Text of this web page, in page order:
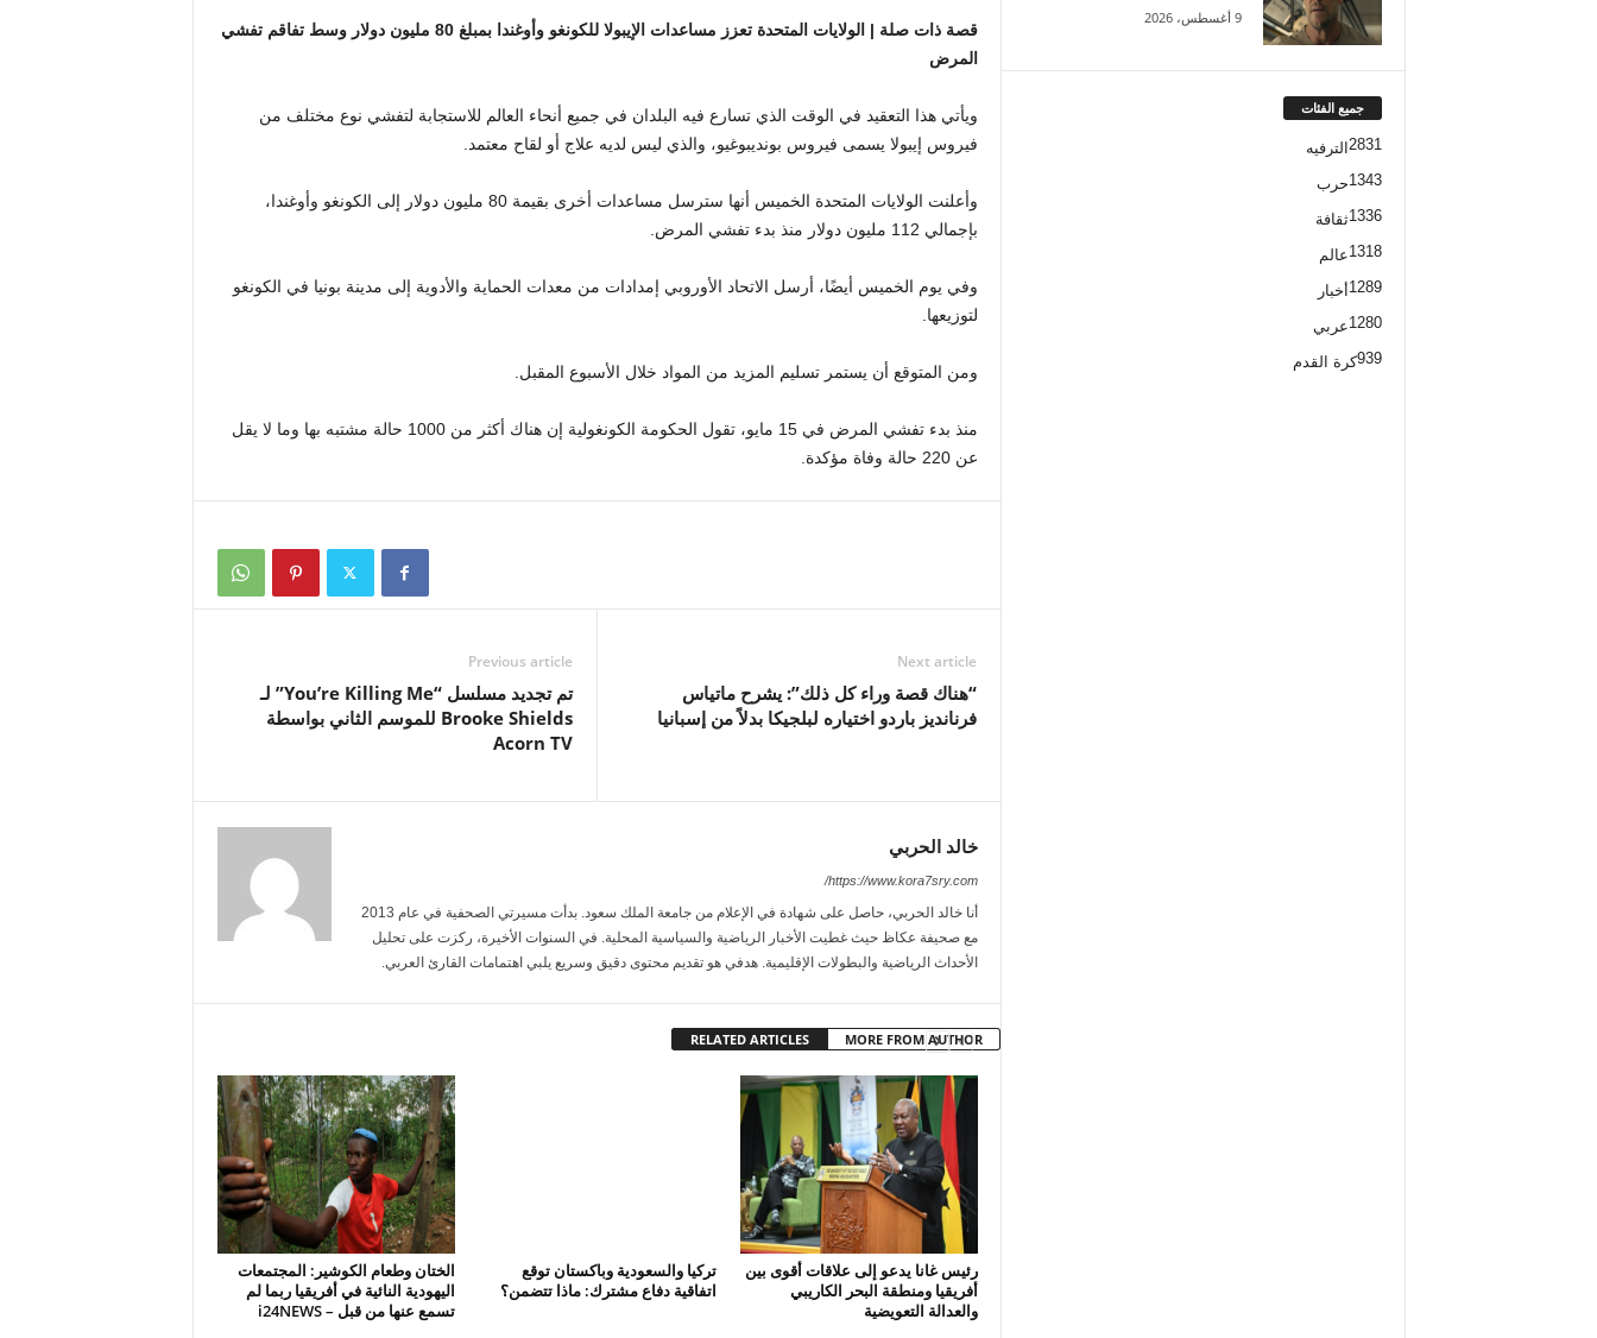
قصة ذات صلة |
الولايات المتحدة تعزز مساعدات الإيبولا للكونغو وأوغندا بمبلغ 80 مليون دولار وسط تفاقم تفشي
المرض
ويأتي هذا التعقيد في الوقت الذي تسارع فيه البلدان في جميع أنحاء العالم للاستجابة لتفشي نوع مختلف من
فيروس إيبولا يسمى فيروس بونديبوغيو، والذي ليس لديه علاج أو لقاح معتمد.
وأعلنت الولايات المتحدة الخميس أنها سترسل مساعدات أخرى بقيمة 80 مليون دولار إلى الكونغو وأوغندا،
بإجمالي 112 مليون دولار منذ بدء تفشي المرض.
وفي يوم الخميس أيضًا، أرسل الاتحاد الأوروبي إمدادات من معدات الحماية والأدوية إلى مدينة بونيا في الكونغو
لتوزيعها.
ومن المتوقع أن يستمر تسليم المزيد من المواد خلال الأسبوع المقبل.
منذ بدء تفشي المرض في 15 مايو، تقول الحكومة الكونغولية إن هناك أكثر من 1000 حالة مشتبه بها وما لا يقل
عن 220 حالة وفاة مؤكدة.
Previous article
تم تجديد مسلسل “You’re Killing Me” لـ
Brooke Shields للموسم الثاني بواسطة
Acorn TV
Next article
“هناك قصة وراء كل ذلك”: يشرح ماتياس
فرنانديز باردو اختياره لبلجيكا بدلاً من إسبانيا
خالد الحربي
https://www.kora7sry.com/
أنا خالد الحربي، حاصل على شهادة في الإعلام من جامعة الملك سعود. بدأت مسيرتي الصحفية في عام 2013
مع صحيفة عكاظ حيث غطيت الأخبار الرياضية والسياسية المحلية. في السنوات الأخيرة، ركزت على تحليل
الأحداث الرياضية والبطولات الإقليمية. هدفي هو تقديم محتوى دقيق وسريع يلبي اهتمامات القارئ العربي.
RELATED ARTICLES MORE FROM AUTHOR
الختان وطعام الكوشير: المجتمعات
اليهودية النائية في أفريقيا ربما لم
تسمع عنها من قبل – i24NEWS
تركيا والسعودية وباكستان توقع
اتفاقية دفاع مشترك: ماذا تتضمن؟
رئيس غانا يدعو إلى علاقات أقوى بين
أفريقيا ومنطقة البحر الكاريبي
والعدالة التعويضية
9 أغسطس، 2026
جميع الفئات
الترفيه 2831
حرب1343
ثقافة1336
عالم1318
أخبار 1289
عربي1280
كرة القدم939